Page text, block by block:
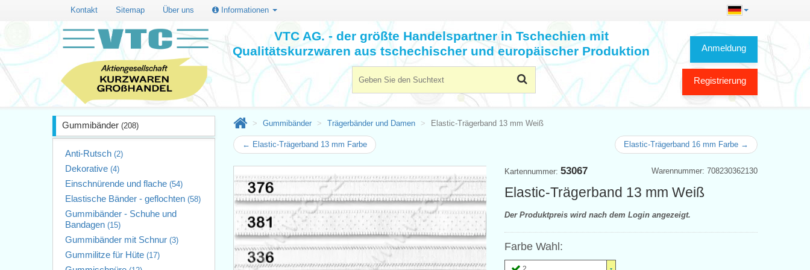
Kontakt Sitemap Über uns Informationen
Anmeldung
Registrierung
VTC AG. - der größte Handelspartner in Tschechien mit
Qualitätskurzwaren aus tschechischer und europäischer Produktion
Gummibänder (208)
Anti-Rutsch (2)
Dekorative (4)
Einschnürende und flache (54)
Elastische Bänder - geflochten (58)
Gummibänder - Schuhe und
Bandagen (15)
Gummibänder mit Schnur (3)
Gummilitze für Hüte (17)
Gummibänder Trägerbänder und Damen Elastic-Trägerband 13 mm Weiß
← Elastic-Trägerband 13 mm Farbe Elastic-Trägerband 16 mm Farbe →
Warennummer: 708230362130
Kartennummer: 53067
Elastic-Trägerband 13 mm Weiß
Der Produktpreis wird nach dem Login angezeigt.
Farbe Wahl: